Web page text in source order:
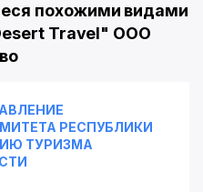
похожими видами
Travel" ООО
РЕСПУБЛИКИ
ТУРИЗМА